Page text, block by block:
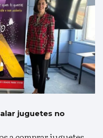
juguetes no